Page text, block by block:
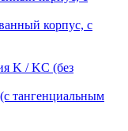
корпус, с
K / KC (без
тангенциальным